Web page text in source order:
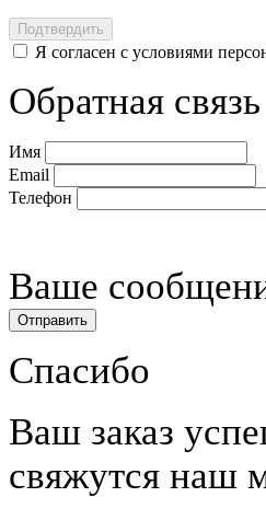
Я согласен с условиями
Обратная связь
Имя
Email
Телефон
Ваше
Спасибо
Ваш заказ
свяжутся наш